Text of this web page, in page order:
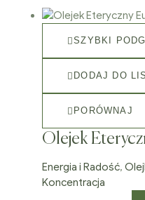
SZYBKI
DODAJ DO
PORÓWNAJ
Olejek
Energia i Radość,
Koncentracja